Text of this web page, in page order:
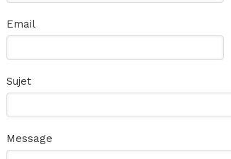
Email
Sujet
Message